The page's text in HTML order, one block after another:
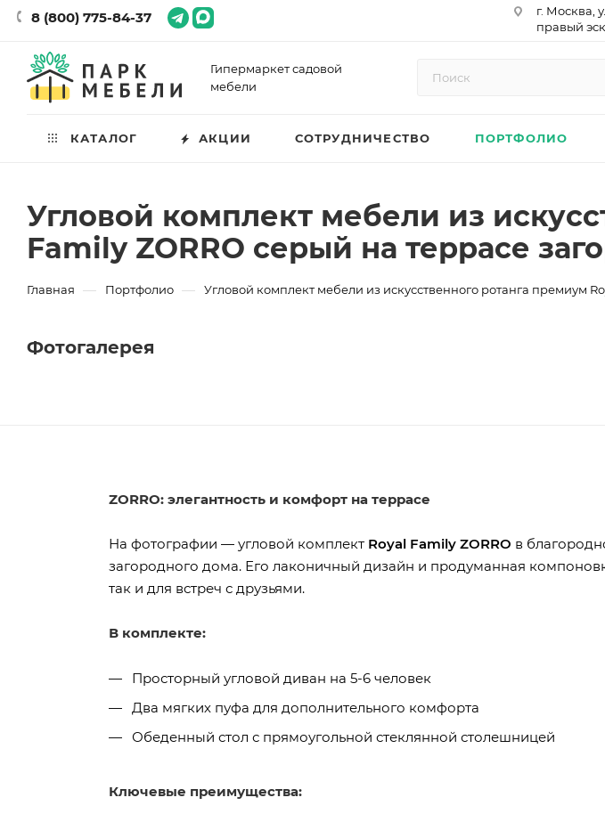
8 (800) 775-84-37
г. Москва,
правый
р/сч
Гипермаркет садовой
мебели
КАТАЛОГ АКЦИИ СОТРУДНИЧЕСТВО ПОРТФОЛИО
Угловой комплект мебели из
Family ZORRO серый на террасе
Главная — Портфолио — Угловой комплект мебели из искусственного ротанга премиум
Фотогалерея
ZORRO: элегантность и комфорт на террасе
На фотографии — угловой комплект Royal Family ZORRO в
загородного дома. Его лаконичный дизайн и продуманная
так и для встреч с друзьями.
В комплекте:
Просторный угловой диван на 5-6 человек
Два мягких пуфа для дополнительного комфорта
Обеденный стол с прямоугольной стеклянной столешницей
Ключевые преимущества: